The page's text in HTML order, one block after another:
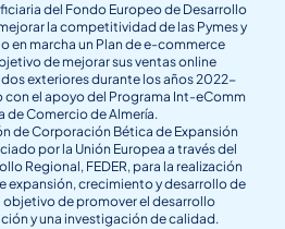
del Fondo Europeo de Desarrollo
la competitividad de las Pymes y
en marcha un Plan de e-commerce
de mejorar sus ventas online
exteriores durante los años 2022-
con el apoyo del Programa Int-eComm
de Comercio de Almería.
de Corporación Bética de Expansión
por la Unión Europea a través del
Regional, FEDER, para la realización
expansión, crecimiento y desarrollo de
objetivo de promover el desarrollo
y una investigación de calidad.